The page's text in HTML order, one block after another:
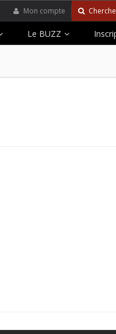
Mon compte
Le BUZZ